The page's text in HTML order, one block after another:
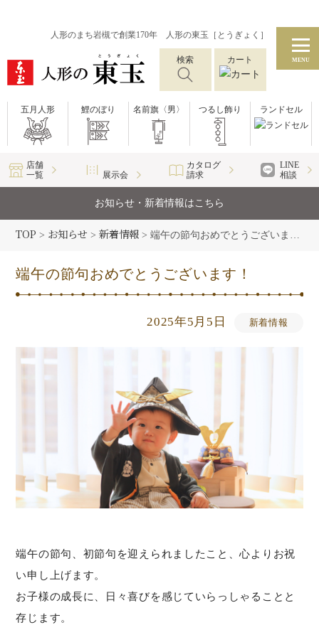
人形のまち岩槻で創業170年 人形の東玉［とうぎょく］
検索 カート MENU
五月人形 鯉のぼり 名前旗〈男〉 つるし飾り ランドセル
店舗
一覧
展示会
カタログ
請求
LINE
相談
お知らせ・新着情報はこちら
TOP > お知らせ >新着情報 >端午の節句おめでとうございます！
端午の節句おめでとうございます！
2025年5月5日 新着情報
端午の節句、初節句を迎えられましたこと、心よりお祝
い申し上げます。
お子様の成長に、日々喜びを感じていらっしゃることと
存じます。